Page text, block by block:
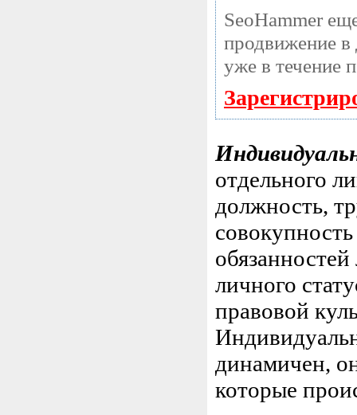
SeoHammer
продвижение в
уже в течение
отдельного
должность,
личного
правовой
динамичен,
которые